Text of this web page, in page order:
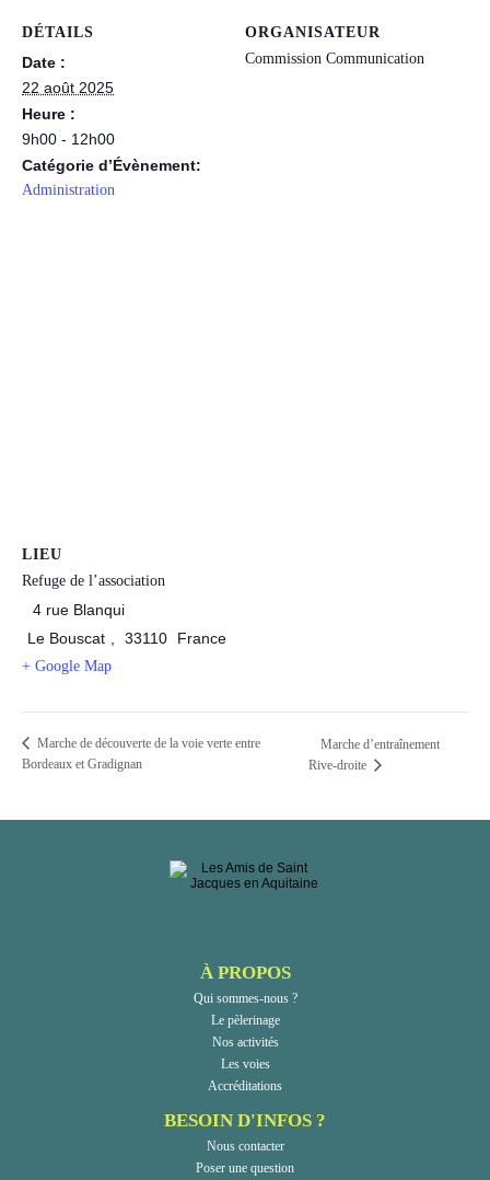
DÉTAILS
Date :
22 août 2025
Heure :
9h00 - 12h00
Catégorie d’Évènement:
Administration
ORGANISATEUR
Commission Communication
LIEU
Refuge de l’association
4 rue Blanqui
Le Bouscat
33110 France
+ Google Map
Marche de découverte de la voie verte entre
Bordeaux et Gradignan
Marche d’entraînement
Rive-droite
À PROPOS
Qui sommes-nous ?
Le pèlerinage
Nos activités
Les voies
Accréditations
BESOIN D'INFOS ?
Nous contacter
Poser une question